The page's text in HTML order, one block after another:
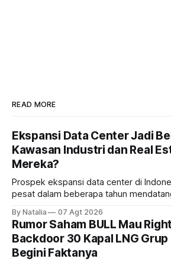
READ MORE
Ekspansi Data Center Jadi
Kawasan Industri dan Real
Mereka?
Prospek ekspansi data center di
pesat dalam beberapa tahun
estate, ada siapa saja mereka?
By Natalia 07 Agt 2026
Rumor Saham BULL Mau
Backdoor 30 Kapal LNG
Begini Faktanya